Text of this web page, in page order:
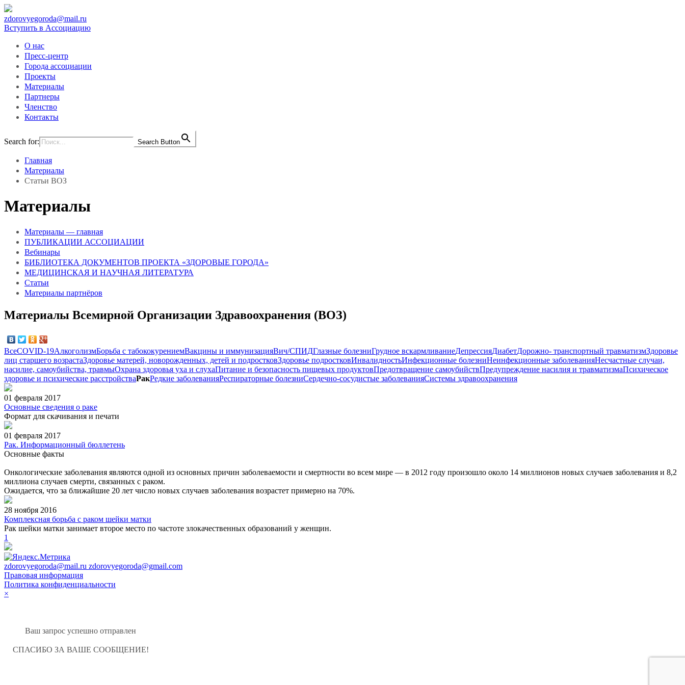
zdorovyegoroda@mail.ru
Вступить в Ассоциацию
О нас
Пресс-центр
Города ассоциации
Проекты
Материалы
Партнеры
Членство
Контакты
Search for: Search Button
Главная
Материалы
Статьи ВОЗ
Материалы
Материалы — главная
ПУБЛИКАЦИИ АССОЦИАЦИИ
Вебинары
БИБЛИОТЕКА ДОКУМЕНТОВ ПРОЕКТА «ЗДОРОВЫЕ ГОРОДА»
МЕДИЦИНСКАЯ И НАУЧНАЯ ЛИТЕРАТУРА
Статьи
Материалы партнёров
Материалы Всемирной Организации Здравоохранения (ВОЗ)
ВсеCOVID-19АлкоголизмБорьба с табококурениемВакцины и иммунизацияВич/СПИДГлазные болезниГрудное вскармливаниеДепрессияДиабетДорожно- транспортный травматизмЗдоровье
лиц старшего возрастаЗдоровье матерей, новорожденных, детей и подростковЗдоровье подростковИнвалидностьИнфекционные болезниНеинфекционные заболеванияНесчастные случаи,
насилие, самоубийства, травмыОхрана здоровья уха и слухаПитание и безопасность пищевых продуктовПредотвращение самоубийствПредупреждение насилия и травматизмаПсихическое
здоровье и психические расстройстваРакРедкие заболеванияРеспираторные болезниСердечно-сосудистые заболеванияСистемы здравоохранения
01 февраля 2017
Основные сведения о раке
Формат для скачивания и печати
01 февраля 2017
Рак. Информационный бюллетень
Основные факты
Онкологические заболевания являются одной из основных причин заболеваемости и смертности во всем мире — в 2012 году произошло около 14 миллионов новых случаев заболевания и 8,2
миллиона случаев смерти, связанных с раком.
Ожидается, что за ближайшие 20 лет число новых случаев заболевания возрастет примерно на 70%.
28 ноября 2016
Комплексная борьба с раком шейки матки
Рак шейки матки занимает второе место по частоте злокачественных образований у женщин.
1
zdorovyegoroda@mail.ru zdorovyegoroda@gmail.com
Правовая информация
Политика конфиденциальности
×
Ваш запрос успешно отправлен
СПАСИБО ЗА ВАШЕ СООБЩЕНИЕ!